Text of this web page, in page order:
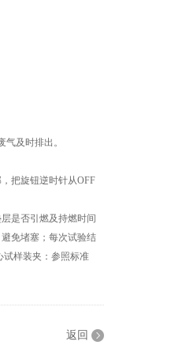
及时排出。
把旋钮逆时针从OFF
是否引燃及持燃时间
免堵塞；每次试验结
试样装夹：参照标准
返回